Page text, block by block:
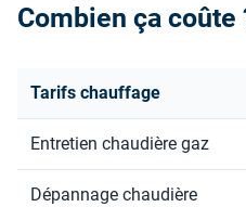
Combien ça coûte
Tarifs chauffage
Entretien chaudière gaz
Dépannage chaudière